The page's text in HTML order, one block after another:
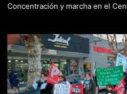
Concentración y marcha en el